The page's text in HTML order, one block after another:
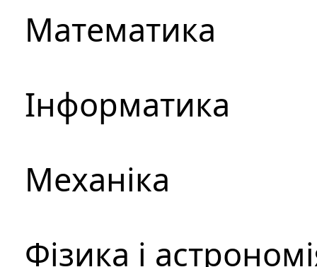
Математика
Інформатика
Механіка
Фізика і